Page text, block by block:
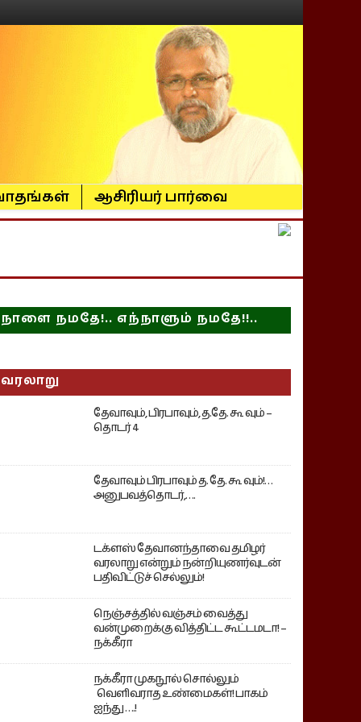
ஆசிரியர் பார்வை
நாளை நமதே!.. எந்நாளும் நமதே!!..
வரலாறு
தேவாவும், பிரபாவும், த.தே. கூ வும் –
தொடர் 4
தேவாவும் பிரபாவும் த. தே. கூ வும்!…
அனுபவத்தொடர்,….
டக்ளஸ் தேவானந்தாவை தமிழர்
வரலாறு என்றும் நன்றியுணர்வுடன்
பதிவிட்டுச் செல்லும்!
நெஞ்சத்தில் வஞ்சம் வைத்து
வன்முறைக்கு வித்திட்ட கூட்டமடா! –
நக்கீரா
நக்கீரா முகநூல் சொல்லும்
வெளிவராத உண்மைகள்! பாகம்
ஐந்து ….!